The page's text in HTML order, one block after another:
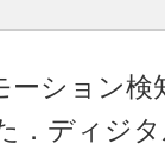
ション検
．ディジ